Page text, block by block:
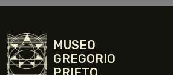
MUSEO
GREGORIO